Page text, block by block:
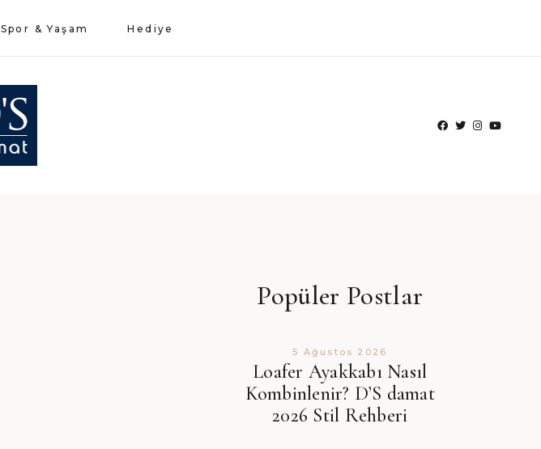
Spor & Yaşam Hediye
Popüler Postlar
Loafer Ayakkabı Nasıl
Kombinlenir? D’S damat
2026 Stil Rehberi
5 Ağustos 2026